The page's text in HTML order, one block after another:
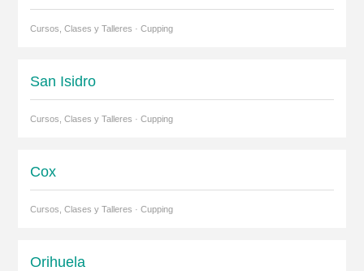
Cursos, Clases y Talleres · Cupping
San Isidro
Cursos, Clases y Talleres · Cupping
Cox
Cursos, Clases y Talleres · Cupping
Orihuela